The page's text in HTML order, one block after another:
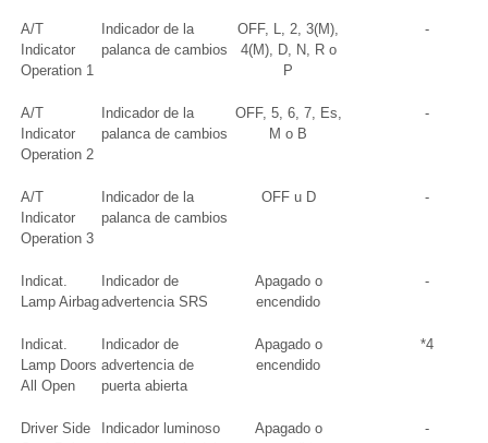
A/T
Indicator
Operation 1
Indicador de la
palanca de cambios
OFF, L, 2, 3(M),
4(M), D, N, R o
P
-
A/T
Indicator
Operation 2
Indicador de la
palanca de cambios
OFF, 5, 6, 7, Es,
M o B
-
A/T
Indicator
Operation 3
Indicador de la
palanca de cambios
OFF u D -
Indicat.
Lamp Airbag
Indicador de
advertencia SRS
Apagado o
encendido
-
Indicat.
Lamp Doors
All Open
Indicador de
advertencia de
puerta abierta
Apagado o
encendido
*4
Driver Side
Indicador luminoso
Apagado o
-